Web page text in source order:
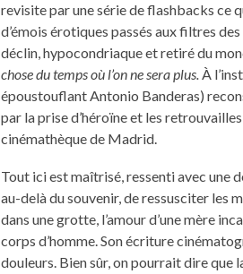
revisite par une série de flashbacks ce
d’émois érotiques passés aux filtres
déclin, hypocondriaque et retiré du
chose du temps où l’on ne sera plus.À
époustouflant Antonio Banderas)
par la prise d’héroïne et les
cinémathèque de Madrid.
Tout ici est maîtrisé, ressenti avec une
au-delà du souvenir, de ressusciter les
dans une grotte, l’amour d’une mère
corps d’homme. Son écriture
douleurs. Bien sûr, on pourrait dire que